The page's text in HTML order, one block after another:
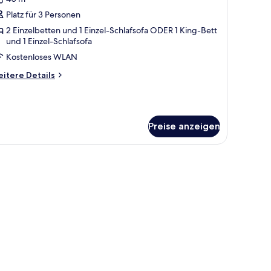
Platz für 3 Personen
2 Einzelbetten und 1 Einzel-Schlafsofa ODER 1 King-Bett
und 1 Einzel-Schlafsofa
Kostenloses WLAN
Details
Preise anzeigen
einem Holzkopfstück, einem Deckenventilator und einer rot